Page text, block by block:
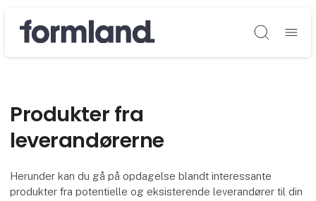
Søg
Produkter fra
leverandørerne
Herunder kan du gå på opdagelse blandt interessante
produkter fra potentielle og eksisterende leverandører til din